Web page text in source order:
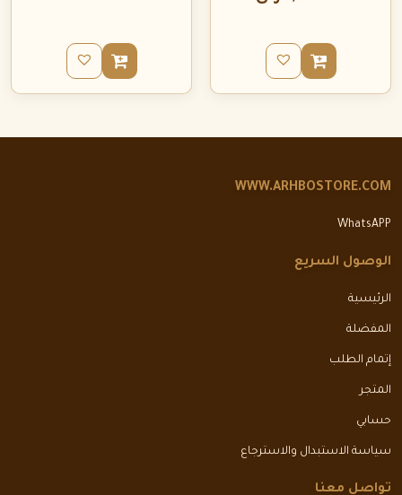
WWW.ARHBOSTORE.COM
WhatsAPP
الوصول السريع
الرئيسية
المفضلة
إتمام الطلب
المتجر
حسابي
سياسة الاستبدال والاسترجاع
تواصل معنا